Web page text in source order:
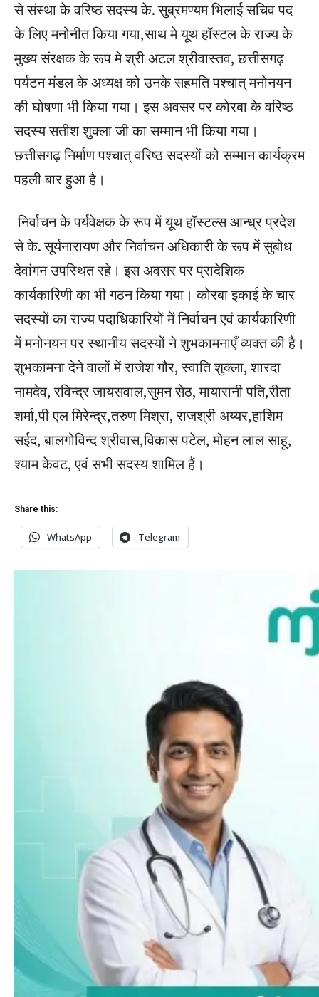
से संस्था के वरिष्ठ सदस्य के. सुब्रमण्यम भिलाई सचिव पद
के लिए मनोनीत किया गया,साथ मे यूथ हॉस्टल के राज्य के
मुख्य संरक्षक के रूप मे श्री अटल श्रीवास्तव, छत्तीसगढ़
पर्यटन मंडल के अध्यक्ष को उनके सहमति पश्चात् मनोनयन
की घोषणा भी किया गया। इस अवसर पर कोरबा के वरिष्ठ
सदस्य सतीश शुक्ला जी का सम्मान भी किया गया।
छत्तीसगढ़ निर्माण पश्चात् वरिष्ठ सदस्यों को सम्मान कार्यक्रम
पहली बार हुआ है।
निर्वाचन के पर्यवेक्षक के रूप में यूथ हॉस्टल्स आन्ध्र प्रदेश
से के. सूर्यनारायण और निर्वाचन अधिकारी के रूप में सुबोध
देवांगन उपस्थित रहे। इस अवसर पर प्रादेशिक
कार्यकारिणी का भी गठन किया गया। कोरबा इकाई के चार
सदस्यों का राज्य पदाधिकारियों में निर्वाचन एवं कार्यकारिणी
में मनोनयन पर स्थानीय सदस्यों ने शुभकामनाएँ व्यक्त की है।
शुभकामना देने वालों में राजेश गौर, स्वाति शुक्ला, शारदा
नामदेव, रविन्द्र जायसवाल,सुमन सेठ, मायारानी पति,रीता
शर्मा,पी एल मिरेन्द्र,तरुण मिश्रा, राजश्री अय्यर,हाशिम
सईद, बालगोविन्द श्रीवास,विकास पटेल, मोहन लाल साहू,
श्याम केवट, एवं सभी सदस्य शामिल हैं।
Share this:
WhatsApp Telegram